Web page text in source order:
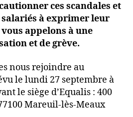
ces scandales et
salariés à exprimer leur
appelons à une
et de grève.
nous rejoindre au
le lundi 27 septembre à
le siège d’Equalis : 400
Mareuil-lès-Meaux